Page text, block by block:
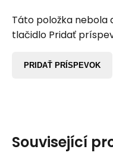
Táto položka nebola
tlačidlo Pridať
PRIDAŤ PRÍSPEVOK
Související